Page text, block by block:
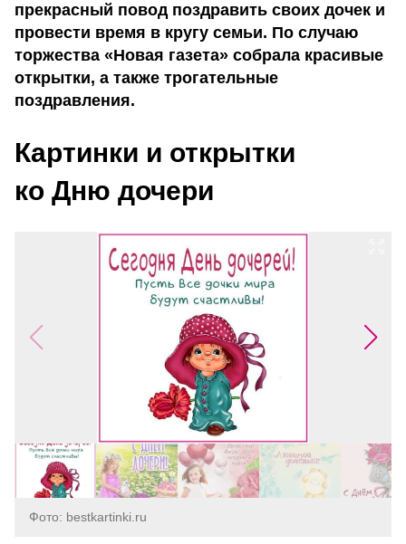
прекрасный повод поздравить своих дочек и
провести время в кругу семьи. По случаю
торжества «Новая газета» собрала красивые
открытки, а также трогательные
поздравления.
Картинки и открытки
ко Дню дочери
Фото: bestkartinki.ru